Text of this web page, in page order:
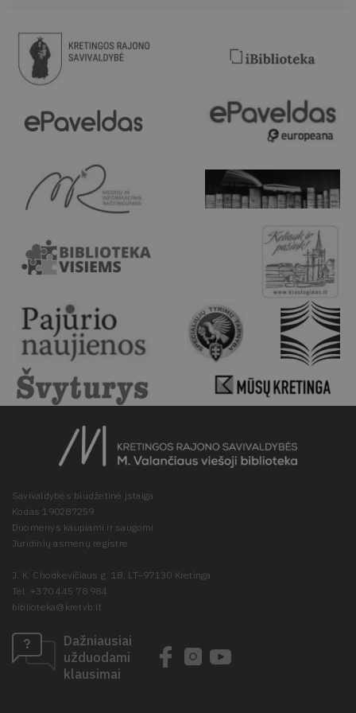
Savivaldybės biudžetinė įstaiga
Kodas 190287259
Duomenys kaupiami ir saugomi
Juridinių asmenų registre
J. K. Chodkevičiaus g. 1B, LT–97130 Kretinga
Tel. +370 445 78 984
biblioteka@kretvb.lt
Dažniausiai
užduodami
klausimai